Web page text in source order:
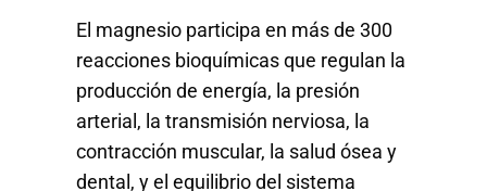
El magnesio participa en más de 300
reacciones bioquímicas que regulan la
producción de energía, la presión
arterial, la transmisión nerviosa, la
contracción muscular, la salud ósea y
dental, y el equilibrio del sistema